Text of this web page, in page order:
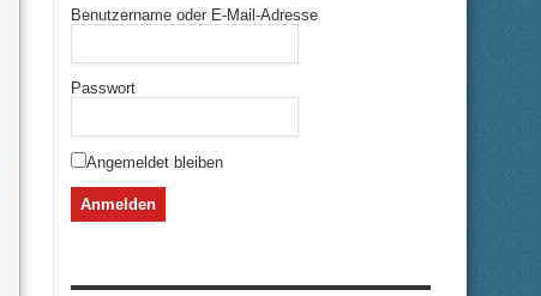
Benutzername oder E-Mail-Adresse
Passwort
Angemeldet bleiben